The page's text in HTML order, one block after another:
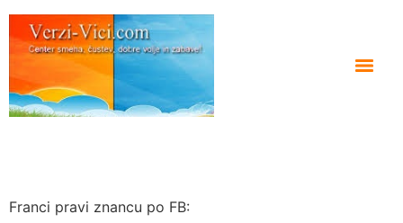
Franci pravi znancu po FB: